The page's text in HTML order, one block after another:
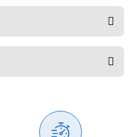
sorulmamış.